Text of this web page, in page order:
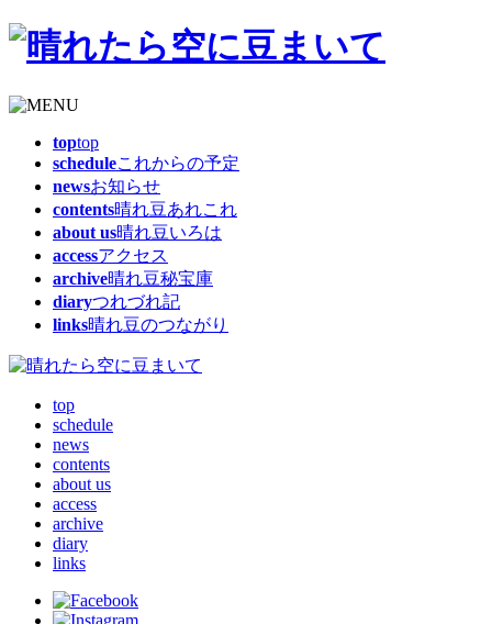
toptop
scheduleこれからの予定
newsお知らせ
contents晴れ豆あれこれ
about us晴れ豆いろは
accessアクセス
archive晴れ豆秘宝庫
diaryつれづれ記
links晴れ豆のつながり
top
schedule
news
contents
about us
access
archive
diary
links